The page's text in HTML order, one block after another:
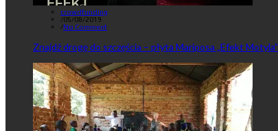
crowdfunding
/05/08/2019
/No Comment
Znajdź drogę do szczęścia – płyta Mariposa „Efekt Motyla”